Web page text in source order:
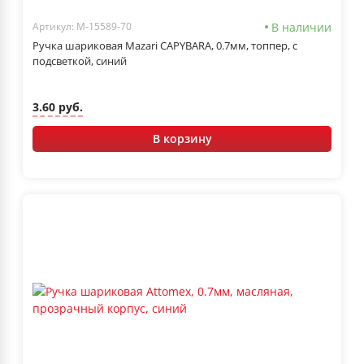
Артикул: M-15589-70 В наличии
Ручка шариковая Mazari CAPYBARA, 0.7мм, топпер, с
подсветкой, синий
3.60 руб.
В корзину